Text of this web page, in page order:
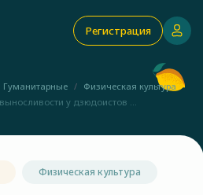
Регистрация
Гуманитарные
Физическая культура
у дзюдоистов ...
Физическая культура